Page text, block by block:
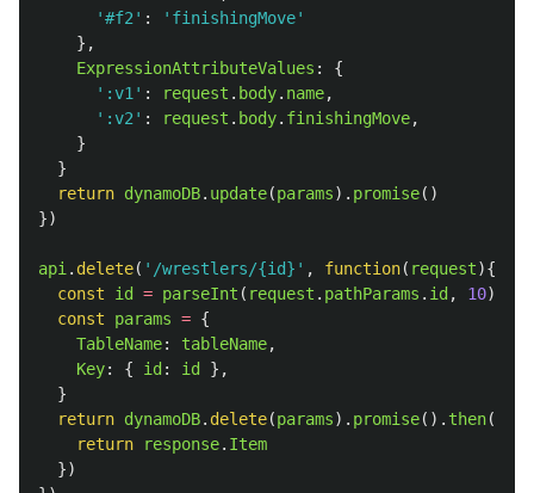
'#f2 ' : ' finishingMove'
},
ExpressionAttributeValues :
{
' :v1 ' : request . body. name,
' :v2 ' : request . body. finishingMove,
}
}
return dynamoDB. update(params). promise()
})
api . delete( ' /wrestlers/{id} ' , function( request){
const
id = parseInt ( request . pathParams . id , 10)
const
params = {
TableName: tableName,
Key: { id : id
},
}
return dynamoDB. delete(params). promise(). then(
return
response. Item
})